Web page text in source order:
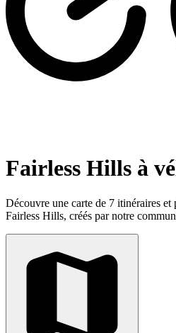
Fairless Hills à
Découvre une carte de 7 itinéraires et
Fairless Hills, créés par notre